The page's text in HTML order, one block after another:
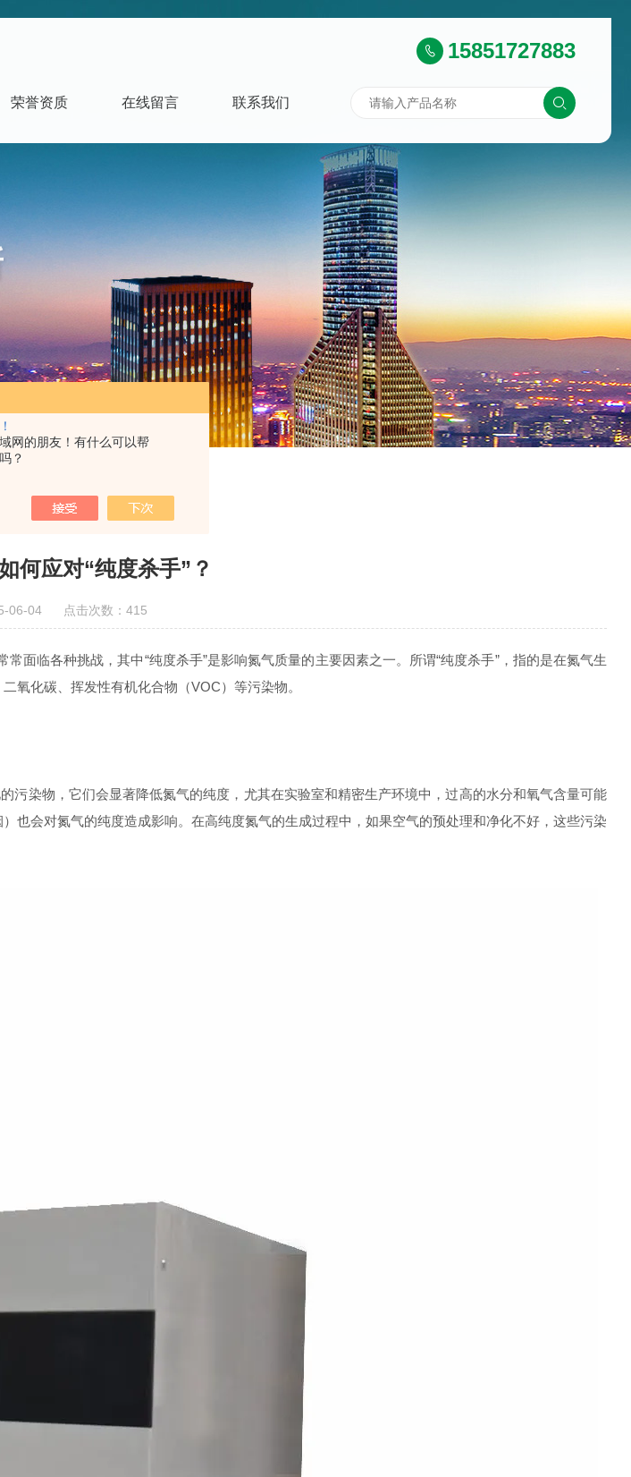
网的朋友！有什么可以帮
？
15851727883
荣誉资质 在线留言 联系我们
何应对“纯度杀手”？
06-04 点击次数：415
面临各种挑战，其中“纯度杀手”是影响氮气质量的主要因素之一。所谓“纯度杀手”，指的是在氮气生
氧化碳、挥发性有机化合物（VOC）等污染物。
染物，它们会显著降低氮气的纯度，尤其在实验室和精密生产环境中，过高的水分和氧气含量可能
也会对氮气的纯度造成影响。在高纯度氮气的生成过程中，如果空气的预处理和净化不好，这些污染